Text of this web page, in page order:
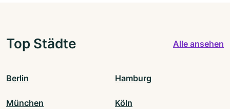
Top Städte Alle ansehen
Berlin Hamburg
München Köln